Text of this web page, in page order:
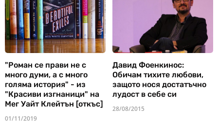
"Роман се прави не с
много думи, а с много
голяма история" - из
"Красиви изгнаници" на
Мег Уайт Клейтън [откъс]
01/11/2019
Давид Фоенкинос:
Обичам тихите любови,
защото нося достатъчно
лудост в себе си
28/08/2015